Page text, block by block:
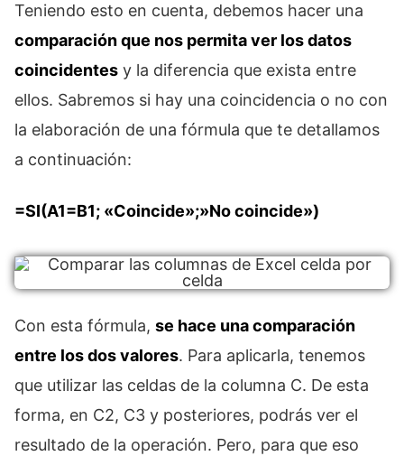
Teniendo esto en cuenta, debemos hacer una
comparación que nos permita ver los datos
coincidentes y la diferencia que exista entre
ellos. Sabremos si hay una coincidencia o no con
la elaboración de una fórmula que te detallamos
a continuación:
=SI(A1=B1; «Coincide»;»No coincide»)
Con esta fórmula, se hace una comparación
entre los dos valores. Para aplicarla, tenemos
que utilizar las celdas de la columna C. De esta
forma, en C2, C3 y posteriores, podrás ver el
resultado de la operación. Pero, para que eso